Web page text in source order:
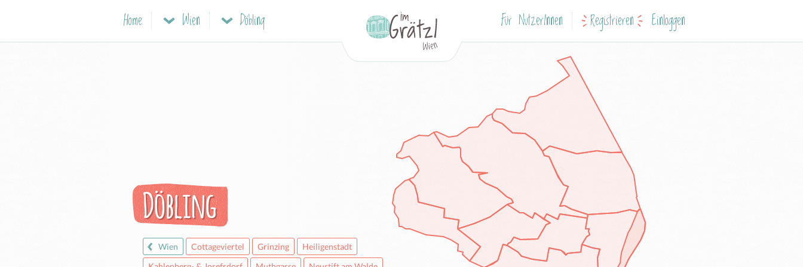
Home Wien Döbling Für NutzerInnen Registrieren Einloggen
Döbling
Wien Cottageviertel Grinzing
Heiligenstadt